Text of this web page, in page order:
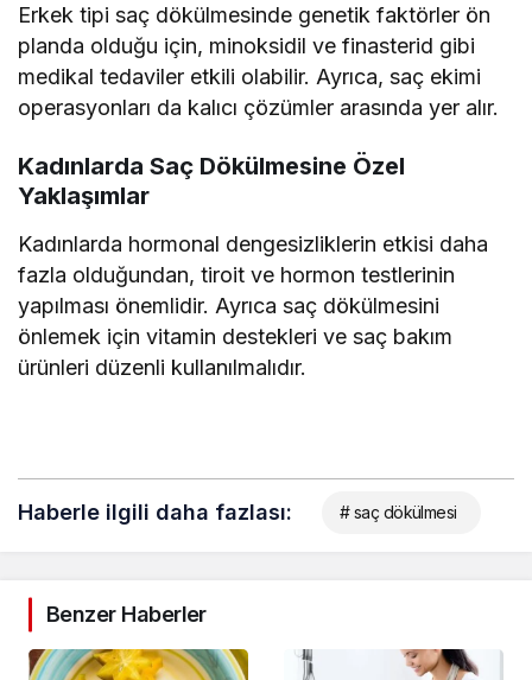
Erkek tipi saç dökülmesinde genetik faktörler ön
planda olduğu için, minoksidil ve finasterid gibi
medikal tedaviler etkili olabilir. Ayrıca, saç ekimi
operasyonları da kalıcı çözümler arasında yer alır.
Kadınlarda Saç Dökülmesine Özel
Yaklaşımlar
Kadınlarda hormonal dengesizliklerin etkisi daha
fazla olduğundan, tiroit ve hormon testlerinin
yapılması önemlidir. Ayrıca saç dökülmesini
önlemek için vitamin destekleri ve saç bakım
ürünleri düzenli kullanılmalıdır.
Haberle ilgili daha fazlası: # saç dökülmesi
Benzer Haberler